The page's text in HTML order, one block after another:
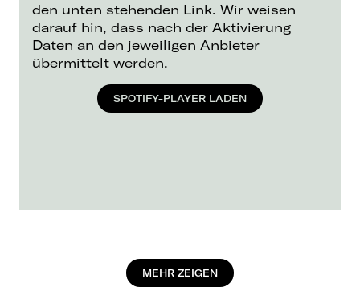
den unten stehenden Link. Wir weisen
darauf hin, dass nach der Aktivierung
Daten an den jeweiligen Anbieter
übermittelt werden.
SPOTIFY-PLAYER LADEN
MEHR ZEIGEN